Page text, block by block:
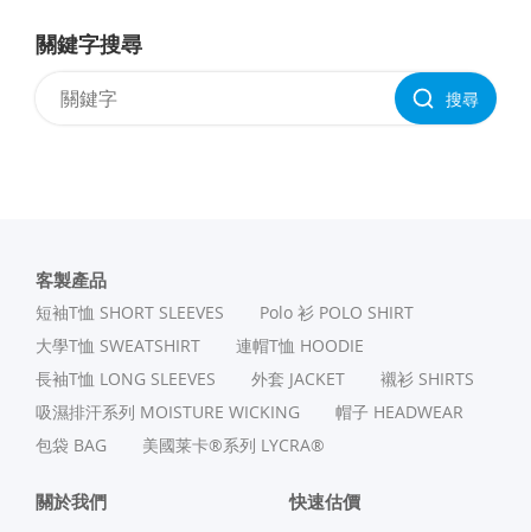
關鍵字搜尋
搜尋
客製產品
短袖T恤 SHORT SLEEVES
Polo 衫 POLO SHIRT
⼤學T恤 SWEATSHIRT
連帽T恤 HOODIE
長袖T恤 LONG SLEEVES
外套 JACKET
襯衫 SHIRTS
吸濕排汗系列 MOISTURE WICKING
帽子 HEADWEAR
包袋 BAG
美國莱卡®系列 LYCRA®
關於我們 快速估價